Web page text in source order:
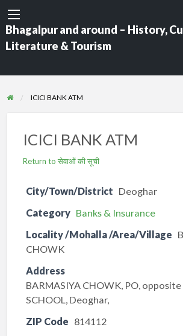
Bhagalpur and around – History,
Literature & Tourism
ICICI BANK ATM
ICICI BANK ATM
Return to सेवाओं की सूची
City/Town/District Deoghar
Category Banks & Insurance
Locality /Mohalla /Area/Village
CHOWK
Address
BARMASIYA CHOWK, PO, opposite
SCHOOL, Deoghar,
ZIP Code 814112